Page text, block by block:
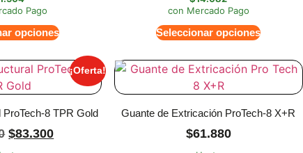
Pago
opciones
con Mercado Pago
Seleccionar opciones
¡Oferta!
8 TPR Gold
$83.300
Guante de Extricación ProTech-8 X+R
$61.880